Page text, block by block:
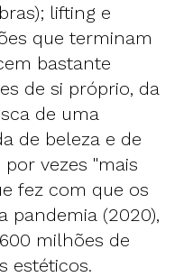
lifting e
que terminam
bastante
de si próprio, da
de uma
de beleza e de
vezes "mais
fez com que os
pandemia (2020),
milhões de
estéticos.